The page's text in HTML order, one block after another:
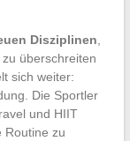
Disziplinen
überschreiten
sich weiter:
Die Sportler
und HIIT
Routine zu